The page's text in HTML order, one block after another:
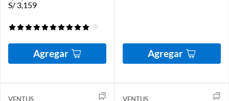
S/ 3,159
(1)
Agregar Agregar
VENTUS VENTUS